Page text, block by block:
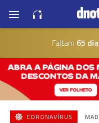
Faltam 65
CORONAVÍRUS